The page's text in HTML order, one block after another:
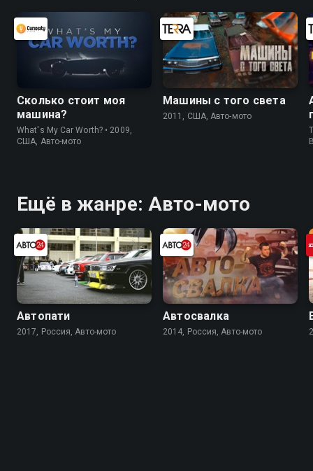
Сколько стоит моя
машина?
What's My Car Worth? • 2009,
США, Авто-мото
Машины с того света
2011, США, Авто-мото
Ещё в жанре: Авто-мото
Автопати
2017, Россия, Авто-мото
Автосвалка
2014, Россия, Авто-мото